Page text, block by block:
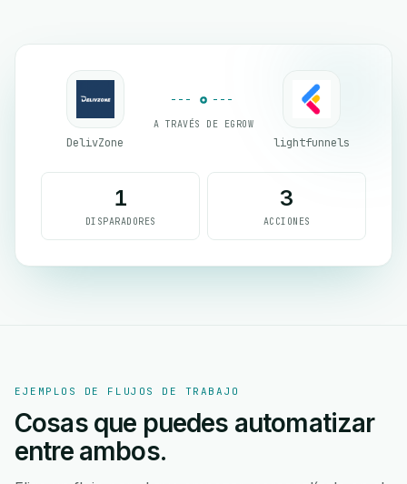
DelivZone
A TRAVÉS DE EGROW
lightfunnels
1
DISPARADORES
3
ACCIONES
EJEMPLOS DE FLUJOS DE TRABAJO
Cosas que puedes automatizar
entre ambos.